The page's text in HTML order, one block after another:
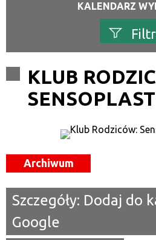
KALENDARZ
Kategoria
Trwające w zakresie
Organizator
Promowane
KLUB
Archiwum
Szczegóły: Dodaj do
Google